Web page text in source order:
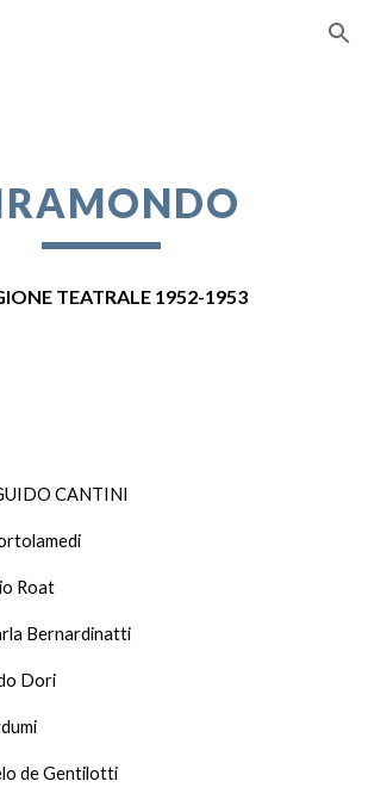
Skip to navigation
TEATRALE 1952-1953
CANTINI
Roat
Bernardinatti
Dori
de Gentilotti